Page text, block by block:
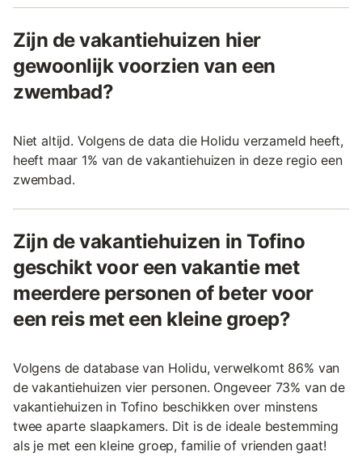
Zijn de vakantiehuizen hier
gewoonlijk voorzien van een
zwembad?
Niet altijd. Volgens de data die Holidu verzameld heeft,
heeft maar 1% van de vakantiehuizen in deze regio een
zwembad.
Zijn de vakantiehuizen in Tofino
geschikt voor een vakantie met
meerdere personen of beter voor
een reis met een kleine groep?
Volgens de database van Holidu, verwelkomt 86% van
de vakantiehuizen vier personen. Ongeveer 73% van de
vakantiehuizen in Tofino beschikken over minstens
twee aparte slaapkamers. Dit is de ideale bestemming
als je met een kleine groep, familie of vrienden gaat!